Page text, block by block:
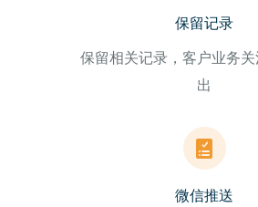
保留记录
保留相关记录，客户业务
出
微信推送